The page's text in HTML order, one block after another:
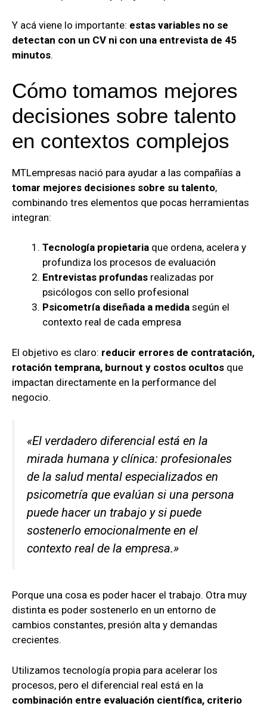
Y acá viene lo importante: estas variables no se
detectan con un CV ni con una entrevista de 45
minutos.
Cómo tomamos mejores
decisiones sobre talento
en contextos complejos
MTLempresas nació para ayudar a las compañías a
tomar mejores decisiones sobre su talento,
combinando tres elementos que pocas herramientas
integran:
Tecnología propietaria que ordena, acelera y
profundiza los procesos de evaluación
Entrevistas profundas realizadas por
psicólogos con sello profesional
Psicometría diseñada a medida según el
contexto real de cada empresa
El objetivo es claro: reducir errores de contratación,
rotación temprana, burnout y costos ocultos que
impactan directamente en la performance del
negocio.
«El verdadero diferencial está en la
mirada humana y clínica: profesionales
de la salud mental especializados en
psicometría que evalúan si una persona
puede hacer un trabajo y si puede
sostenerlo emocionalmente en el
contexto real de la empresa.»
Porque una cosa es poder hacer el trabajo. Otra muy
distinta es poder sostenerlo en un entorno de
cambios constantes, presión alta y demandas
crecientes.
Utilizamos tecnología propia para acelerar los
procesos, pero el diferencial real está en la
combinación entre evaluación científica, criterio